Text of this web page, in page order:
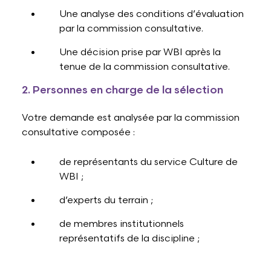
Une analyse des conditions d’évaluation
par la commission consultative.
Une décision prise par WBI après la
tenue de la commission consultative.
2. Personnes en charge de la sélection
Votre demande est analysée par la commission
consultative composée :
de représentants du service Culture de
WBI ;
d’experts du terrain ;
de membres institutionnels
représentatifs de la discipline ;